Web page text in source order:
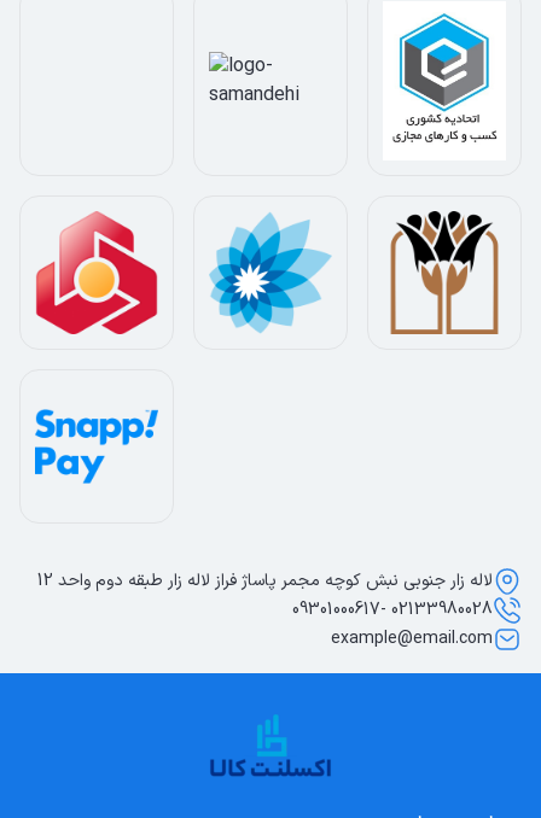
لاله زار جنوبی نبش کوچه مجمر پاساژ فراز لاله زار طبقه دوم واحد 12
02133980028 -09301000617
example@email.com